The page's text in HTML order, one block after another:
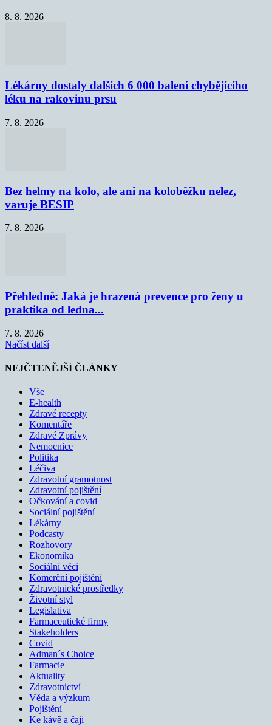
8. 8. 2026
Lékárny dostaly dalších 6 000 balení chybějícího
léku na rakovinu prsu
7. 8. 2026
Bez helmy na kolo, ale ani na koloběžku nelez,
varuje BESIP
7. 8. 2026
Přehledně: Jaká je hrazená prevence pro ženy u
praktika od ledna...
7. 8. 2026
Načíst další
NEJČTENĚJŠÍ ČLÁNKY
Vše
E-health
Zdravé recepty
Komentáře
Zdravé Zprávy
Nemocnice
Politika
Léčiva
Zdravotní gramotnost
Zdravotní pojištění
Očkování a covid
Sociální pojištění
Lékárny
Podcasty
Rozhovory
Ekonomika
Sociální věci
Komerční pojištění
Zdravotnické prostředky
Životní styl
Legislativa
Farmaceutické firmy
Stakeholders
Covid
Adman´s Choice
Farmacie
Aktuality
Zdravotnictví
Věda a výzkum
Pojištění
Ke kávě a čaji